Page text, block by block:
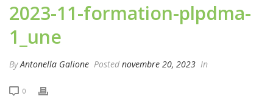
2023-11-formation-plpdma-
1_une
ByAntonella Galione Posted novembre 20, 2023 In
0